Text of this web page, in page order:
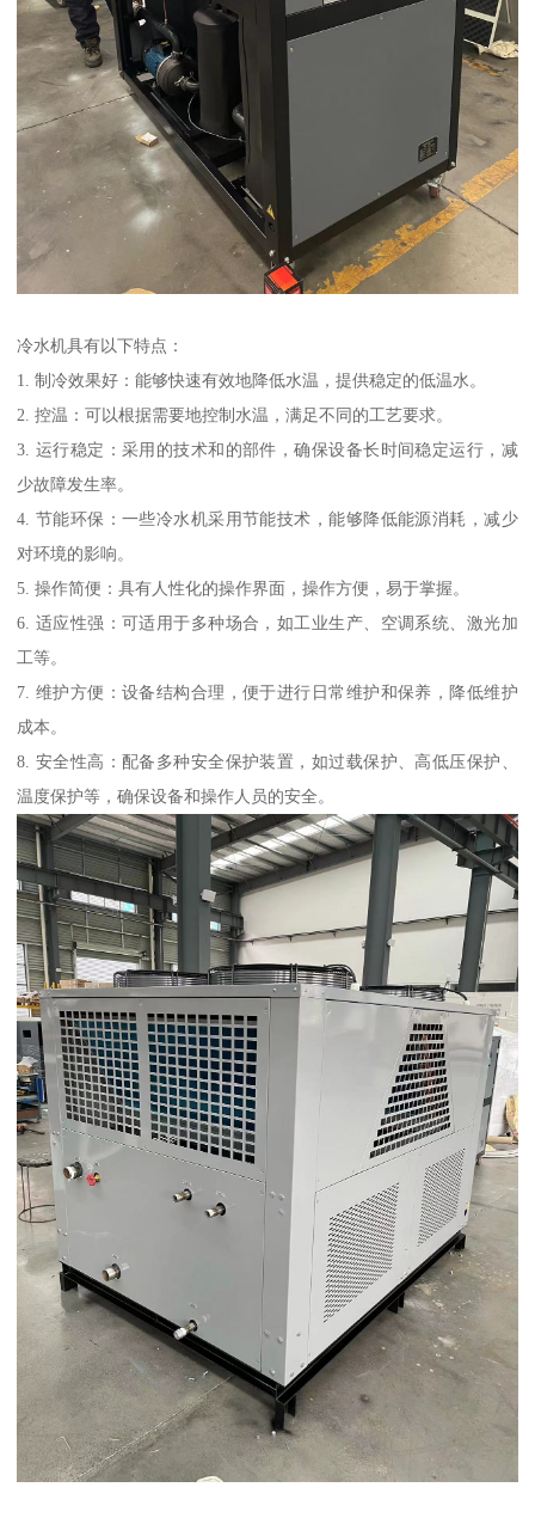
冷水机具有以下特点：
1. 制冷效果好：能够快速有效地降低水温，提供稳定的低温水。
2. 控温：可以根据需要地控制水温，满足不同的工艺要求。
3. 运行稳定：采用的技术和的部件，确保设备长时间稳定运行，减
少故障发生率。
4. 节能环保：一些冷水机采用节能技术，能够降低能源消耗，减少
对环境的影响。
5. 操作简便：具有人性化的操作界面，操作方便，易于掌握。
6. 适应性强：可适用于多种场合，如工业生产、空调系统、激光加
工等。
7. 维护方便：设备结构合理，便于进行日常维护和保养，降低维护
成本。
8. 安全性高：配备多种安全保护装置，如过载保护、高低压保护、
温度保护等，确保设备和操作人员的安全。